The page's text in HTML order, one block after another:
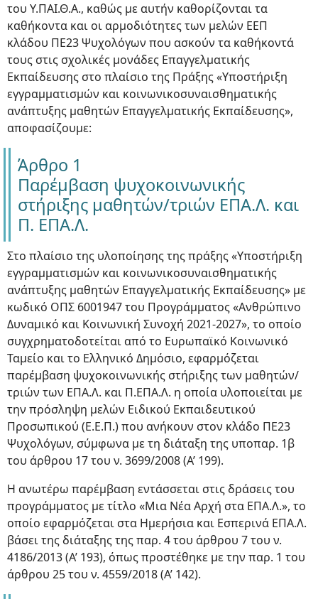
του Υ.ΠΑΙ.Θ.Α., καθώς με αυτήν καθορίζονται τα
καθήκοντα και οι αρμοδιότητες των μελών ΕΕΠ
κλάδου ΠΕ23 Ψυχολόγων που ασκούν τα καθήκοντά
τους στις σχολικές μονάδες Επαγγελματικής
Εκπαίδευσης στο πλαίσιο της Πράξης «Υποστήριξη
εγγραμματισμών και κοινωνικοσυναισθηματικής
ανάπτυξης μαθητών Επαγγελματικής Εκπαίδευσης»,
αποφασίζουμε:
Άρθρο 1
Παρέμβαση ψυχοκοινωνικής
στήριξης μαθητών/τριών ΕΠΑ.Λ. και
Π. ΕΠΑ.Λ.
Στο πλαίσιο της υλοποίησης της πράξης «Υποστήριξη
εγγραμματισμών και κοινωνικοσυναισθηματικής
ανάπτυξης μαθητών Επαγγελματικής Εκπαίδευσης» με
κωδικό ΟΠΣ 6001947 του Προγράμματος «Ανθρώπινο
Δυναμικό και Κοινωνική Συνοχή 2021-2027», το οποίο
συγχρηματοδοτείται από το Ευρωπαϊκό Κοινωνικό
Ταμείο και το Ελληνικό Δημόσιο, εφαρμόζεται
παρέμβαση ψυχοκοινωνικής στήριξης των μαθητών/
τριών των ΕΠΑ.Λ. και Π.ΕΠΑ.Λ. η οποία υλοποιείται με
την πρόσληψη μελών Ειδικού Εκπαιδευτικού
Προσωπικού (Ε.Ε.Π.) που ανήκουν στον κλάδο ΠΕ23
Ψυχολόγων, σύμφωνα με τη διάταξη της υποπαρ. 1β
του άρθρου 17 του ν. 3699/2008 (Α’ 199).
Η ανωτέρω παρέμβαση εντάσσεται στις δράσεις του
προγράμματος με τίτλο «Μια Νέα Αρχή στα ΕΠΑ.Λ.», το
οποίο εφαρμόζεται στα Ημερήσια και Εσπερινά ΕΠΑ.Λ.
βάσει της διάταξης της παρ. 4 του άρθρου 7 του ν.
4186/2013 (Α’ 193), όπως προστέθηκε με την παρ. 1 του
άρθρου 25 του ν. 4559/2018 (Α’ 142).